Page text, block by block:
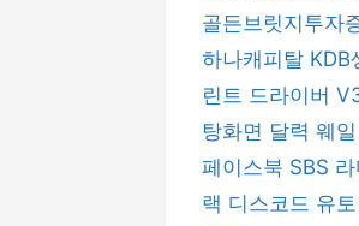
골든브릿지투자
하나캐피탈 KDB
린트 드라이버
탕화면 달력 웨
페이스북 SBS
랙 디스코드 유